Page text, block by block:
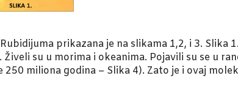
prikazana je na slikama 1,2, i 3. Slika
su u morima i okeanima. Pojavili su se u
miliona godina – Slika 4). Zato je i ovaj